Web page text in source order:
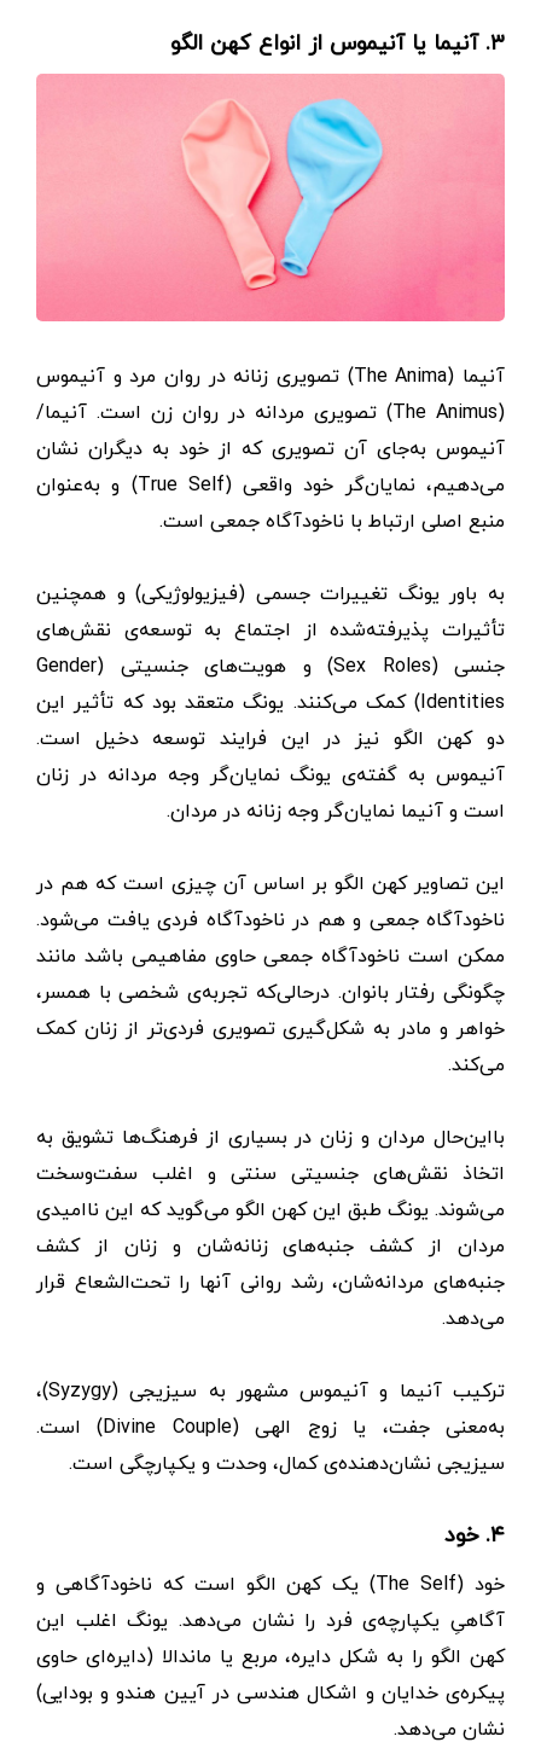
۳. آنیما یا آنیموس از انواع کهن الگو
آنیما (The Anima) تصویری زنانه در روان مرد و آنیموس
(The Animus) تصویری مردانه در روان زن است. آنیما/
آنیموس به‌جای آن تصویری که از خود به دیگران نشان
می‌دهیم، نمایان‌گر خود واقعی (True Self) و به‌عنوان
منبع اصلی ارتباط با ناخودآگاه جمعی است.
به باور یونگ تغییرات جسمی (فیزیولوژیکی) و همچنین
تأثیرات پذیرفته‌شده از اجتماع به توسعه‌ی نقش‌های
جنسی (Sex Roles) و هویت‌های جنسیتی (Gender
Identities) کمک می‌کنند. یونگ متعقد بود که تأثیر این
دو کهن الگو نیز در این فرایند توسعه دخیل است.
آنیموس به گفته‌ی یونگ نمایان‌گر وجه مردانه در زنان
است و آنیما نمایان‌گر وجه زنانه در مردان.
این تصاویر کهن الگو بر اساس آن چیزی است که هم در
ناخودآگاه جمعی و هم در ناخودآگاه فردی یافت می‌شود.
ممکن است ناخودآگاه جمعی حاوی مفاهیمی باشد مانند
چگونگی رفتار بانوان. درحالی‌که تجربه‌ی شخصی با همسر،
خواهر و مادر به شکل‌گیری تصویری فردی‌تر از زنان کمک
می‌کند.
بااین‌حال مردان و زنان در بسیاری از فرهنگ‌ها تشویق به
اتخاذ نقش‌های جنسیتی سنتی و اغلب سفت‌وسخت
می‌شوند. یونگ طبق این کهن الگو می‌گوید که این ناامیدی
مردان از کشف جنبه‌های زنانه‌شان و زنان از کشف
جنبه‌های مردانه‌شان، رشد روانی آنها را تحت‌الشعاع قرار
می‌دهد.
ترکیب آنیما و آنیموس مشهور به سیزیجی (Syzygy)،
به‌معنی جفت، یا زوج الهی (Divine Couple) است.
سیزیجی نشان‌دهنده‌ی کمال، وحدت و یکپارچگی است.
۴. خود
خود (The Self) یک کهن الگو است که ناخودآگاهی و
آگاهیِ یکپارچه‌ی فرد را نشان می‌دهد. یونگ اغلب این
کهن الگو را به شکل دایره، مربع یا ماندالا (دایره‌ای حاوی
پیکره‌ی خدایان و اشکال هندسی در آیین هندو و بودایی)
نشان می‌دهد.